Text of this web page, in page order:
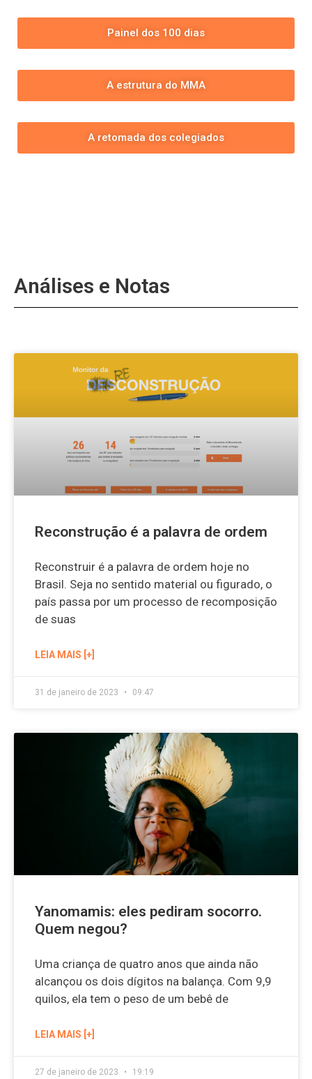
Painel dos 100 dias
A estrutura do MMA
A retomada dos colegiados
Análises e Notas
Reconstrução é a palavra de ordem
Reconstruir é a palavra de ordem hoje no
Brasil. Seja no sentido material ou figurado, o
país passa por um processo de recomposição
de suas
LEIA MAIS [+]
31 de janeiro de 2023 09:47
Yanomamis: eles pediram socorro.
Quem negou?
Uma criança de quatro anos que ainda não
alcançou os dois dígitos na balança. Com 9,9
quilos, ela tem o peso de um bebê de
LEIA MAIS [+]
27 de janeiro de 2023 19:19